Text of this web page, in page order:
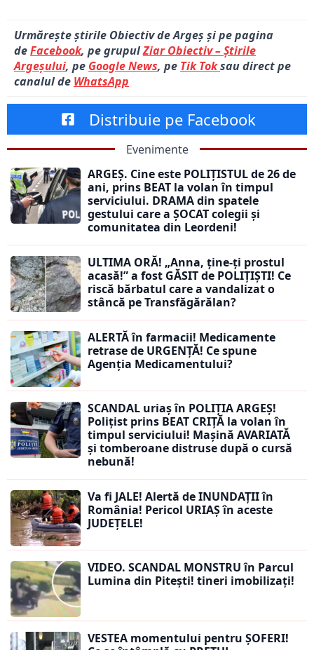
Urmărește știrile Obiectiv de Argeș și pe pagina
deFacebook, pe grupulZiar Obiectiv – Știrile
Argeșului, pe Google News, pe Tik Toksau direct pe
canalul de WhatsApp
Distribuie pe Facebook
Evenimente
ARGEȘ. Cine este POLIȚISTUL de 26 de
ani, prins BEAT la volan în timpul
serviciului. DRAMA din spatele
gestului care a ȘOCAT colegii și
comunitatea din Leordeni!
ULTIMA ORĂ! „Anna, ţine-ţi prostul
acasă!” a fost GĂSIT de POLIȚIȘTI! Ce
riscă bărbatul care a vandalizat o
stâncă pe Transfăgărălan?
ALERTĂ în farmacii! Medicamente
retrase de URGENȚĂ! Ce spune
Agenția Medicamentului?
SCANDAL uriaș în POLIȚIA ARGEȘ!
Polițist prins BEAT CRIȚĂ la volan în
timpul serviciului! Mașină AVARIATĂ
și tomberoane distruse după o cursă
nebună!
Va fi JALE! Alertă de INUNDAȚII în
România! Pericol URIAȘ în aceste
JUDEȚELE!
VIDEO. SCANDAL MONSTRU în Parcul
Lumina din Pitești! tineri imobilizați!
VESTEA momentului pentru ȘOFERI!